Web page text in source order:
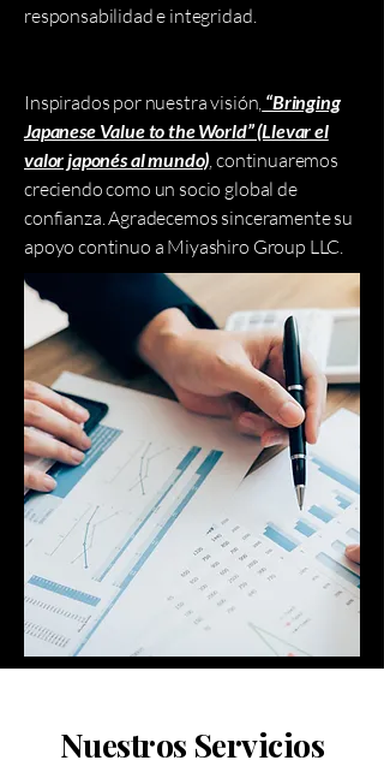
responsabilidad e integridad.
Inspirados por nuestra visión, “Bringing
Japanese Value to the World” (Llevar el
valor japonés al mundo), continuaremos
creciendo como un socio global de
confianza. Agradecemos sinceramente su
apoyo continuo a Miyashiro Group LLC.
Nuestros Servicios